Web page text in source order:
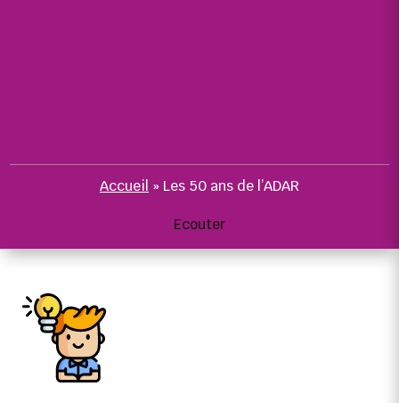
Accueil » Les 50 ans de l’ADAR
Ecouter